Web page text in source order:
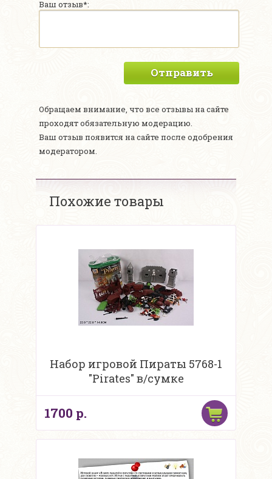
Ваш отзыв*:
Отправить
Обращаем внимание, что все отзывы на сайте
проходят обязательную модерацию.
Ваш отзыв появится на сайте после одобрения
модератором.
Похожие товары
Набор игровой Пираты 5768-1
"Pirates" в/сумке
1700 р.